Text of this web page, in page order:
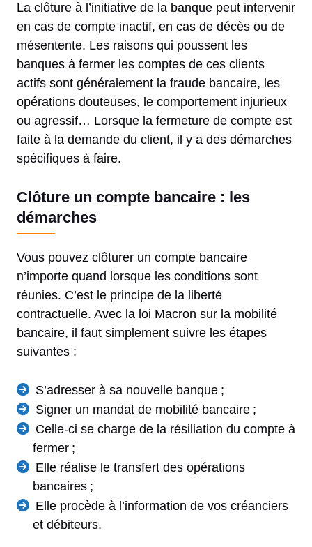
La clôture à l’initiative de la banque peut intervenir
en cas de compte inactif, en cas de décès ou de
mésentente. Les raisons qui poussent les
banques à fermer les comptes de ces clients
actifs sont généralement la fraude bancaire, les
opérations douteuses, le comportement injurieux
ou agressif… Lorsque la fermeture de compte est
faite à la demande du client, il y a des démarches
spécifiques à faire.
Clôture un compte bancaire : les
démarches
Vous pouvez clôturer un compte bancaire
n’importe quand lorsque les conditions sont
réunies. C’est le principe de la liberté
contractuelle. Avec la loi Macron sur la mobilité
bancaire, il faut simplement suivre les étapes
suivantes :
S’adresser à sa nouvelle banque ;
Signer un mandat de mobilité bancaire ;
Celle-ci se charge de la résiliation du compte à
fermer ;
Elle réalise le transfert des opérations
bancaires ;
Elle procède à l’information de vos créanciers
et débiteurs.